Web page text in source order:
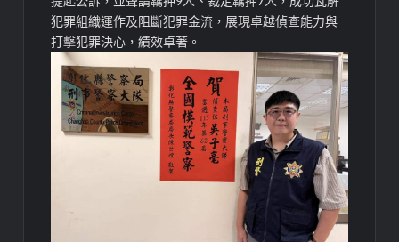
犯罪組織運作及阻斷犯罪金流，展現卓越偵查能力與
打擊犯罪決心，績效卓著。